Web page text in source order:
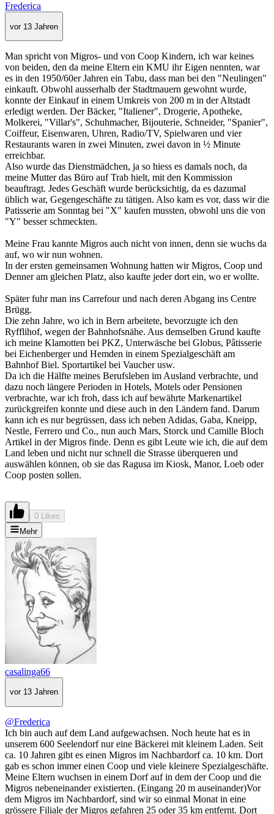
Frederica
vor 13 Jahren
Man spricht von Migros- und von Coop Kindern, ich war keines
von beiden, den da meine Eltern ein KMU ihr Eigen nennten, war
es in den 1950/60er Jahren ein Tabu, dass man bei den "Neulingen"
einkauft. Obwohl ausserhalb der Stadtmauern gewohnt wurde,
konnte der Einkauf in einem Umkreis von 200 m in der Altstadt
erledigt werden. Der Bäcker, "Italiener", Drogerie, Apotheke,
Molkerei, "Villar's", Schuhmacher, Bijouterie, Schneider, "Spanier",
Coiffeur, Eisenwaren, Uhren, Radio/TV, Spielwaren und vier
Restaurants waren in zwei Minuten, zwei davon in ½ Minute
erreichbar.
Also wurde das Dienstmädchen, ja so hiess es damals noch, da
meine Mutter das Büro auf Trab hielt, mit den Kommission
beauftragt. Jedes Geschäft wurde berücksichtig, da es dazumal
üblich war, Gegengeschäfte zu tätigen. Also kam es vor, dass wir die
Patisserie am Sonntag bei "X" kaufen mussten, obwohl uns die von
"Y" besser schmeckten.
Meine Frau kannte Migros auch nicht von innen, denn sie wuchs da
auf, wo wir nun wohnen.
In der ersten gemeinsamen Wohnung hatten wir Migros, Coop und
Denner am gleichen Platz, also kaufte jeder dort ein, wo er wollte.
Später fuhr man ins Carrefour und nach deren Abgang ins Centre
Brügg.
Die zehn Jahre, wo ich in Bern arbeitete, bevorzugte ich den
Ryfflihof, wegen der Bahnhofsnähe. Aus demselben Grund kaufte
ich meine Klamotten bei PKZ, Unterwäsche bei Globus, Pâtisserie
bei Eichenberger und Hemden in einem Spezialgeschäft am
Bahnhof Biel. Sportartikel bei Vaucher usw.
Da ich die Hälfte meines Berufsleben im Ausland verbrachte, und
dazu noch längere Perioden in Hotels, Motels oder Pensionen
verbrachte, war ich froh, dass ich auf bewährte Markenartikel
zurückgreifen konnte und diese auch in den Ländern fand. Darum
kann ich es nur begrüssen, dass ich neben Adidas, Gaba, Kneipp,
Nestle, Ferrero und Co., nun auch Mars, Storck und Camille Bloch
Artikel in der Migros finde. Denn es gibt Leute wie ich, die auf dem
Land leben und nicht nur schnell die Strasse überqueren und
auswählen können, ob sie das Ragusa im Kiosk, Manor, Loeb oder
Coop posten sollen.
0 Likes
Mehr
casalinga66
vor 13 Jahren
@Frederica
Ich bin auch auf dem Land aufgewachsen. Noch heute hat es in
unserem 600 Seelendorf nur eine Bäckerei mit kleinem Laden. Seit
ca. 10 Jahren gibt es einen Migros im Nachbardorf ca. 10 km. Dort
gab es schon immer einen Coop und viele kleinere Spezialgeschäfte.
Meine Eltern wuchsen in einem Dorf auf in dem der Coop und die
Migros nebeneinander existierten. (Eingang 20 m auseinander)Vor
dem Migros im Nachbardorf, sind wir so einmal Monat in eine
grössere Filiale der Migros gefahren 25 oder 35 km entfernt. Dort